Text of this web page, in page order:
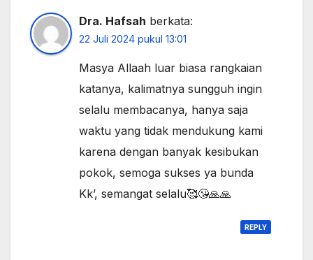
Dra. Hafsah berkata:
22 Juli 2024 pukul 13:01
Masya Allaah luar biasa rangkaian
katanya, kalimatnya sungguh ingin
selalu membacanya, hanya saja
waktu yang tidak mendukung kami
karena dengan banyak kesibukan
pokok, semoga sukses ya bunda
Kk’, semangat selalu🥰😘🙏🙏
REPLY